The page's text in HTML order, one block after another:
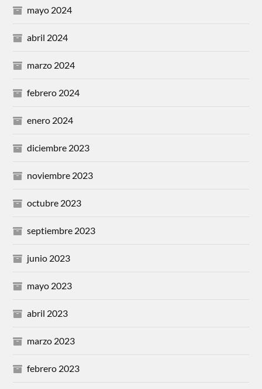
mayo 2024
abril 2024
marzo 2024
febrero 2024
enero 2024
diciembre 2023
noviembre 2023
octubre 2023
septiembre 2023
junio 2023
mayo 2023
abril 2023
marzo 2023
febrero 2023